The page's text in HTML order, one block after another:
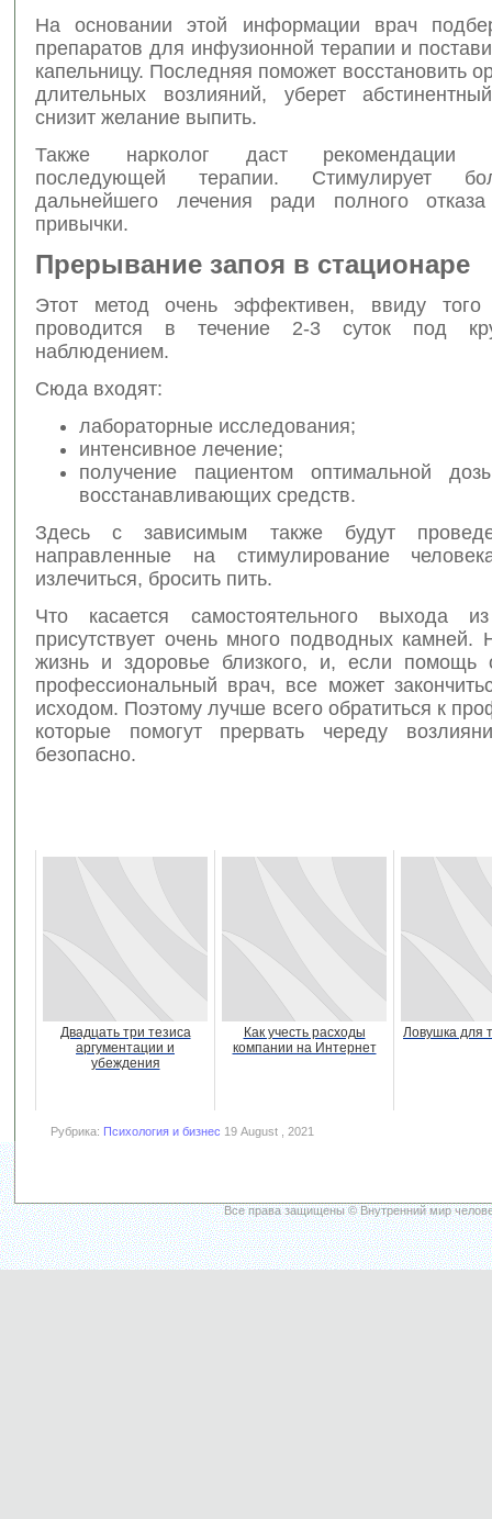
На основании этой информации врач
препаратов для инфузионной терапии и
капельницу. Последняя поможет восстановить
длительных возлияний, уберет
снизит желание выпить.
Также нарколог даст рекомендации
последующей терапии. Стимулирует
дальнейшего лечения ради полного
привычки.
Прерывание запоя в стационаре
Этот метод очень эффективен, ввиду того
проводится в течение 2-3 суток под
наблюдением.
Сюда входят:
лабораторные исследования;
интенсивное лечение;
получение пациентом оптимальной
восстанавливающих средств.
Здесь с зависимым также будут
направленные на стимулирование
излечиться, бросить пить.
Что касается самостоятельного выхода
присутствует очень много подводных камней.
жизнь и здоровье близкого, и, если помощь
профессиональный врач, все может
исходом. Поэтому лучше всего обратиться к
которые помогут прервать череду
безопасно.
Двадцать три тезиса
аргументации и
убеждения
Как учесть расходы
компании на Интернет
Ловушка для
Рубрика: Психология и бизнес 19 August , 2021
Все права защищены © Внутренний мир